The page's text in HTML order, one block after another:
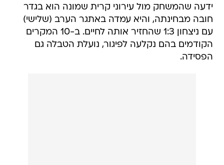
ידעה שהמשחק מול עירוני קרית שמונה הוא בגדר
חובה מבחינתה, והיא עמדה באתגר הערב (שלישי)
עם ניצחון 1:3 שהחזיר אותה לחיים. ב-10 המקרים
הקודמים בהם נקלעה לפיגור, נועלת הטבלה גם
הפסידה.